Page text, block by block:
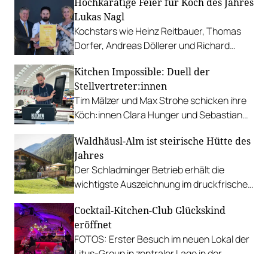
The Old School Guesthouse.
Lukas Nagl
Kochstars wie Heinz Reitbauer, Thomas
Dorfer, Andreas Döllerer und Richard
einzigartiges Menü.
Kitchen Impossible: Duell der
Stellvertreter:innen
Tim Mälzer und Max Strohe schicken ihre
Köch:innen Clara Hunger und Sebastian
anderem ins Burgenland zu Alain
Weissgerber.
Waldhäusl-Alm ist steirische Hütte des
Jahres
Der Schladminger Betrieb erhält die
wichtigste Auszeichnung im druckfrischen
Cocktail-Kitchen-Club Glückskind
eröffnet
FOTOS: Erster Besuch im neuen Lokal der